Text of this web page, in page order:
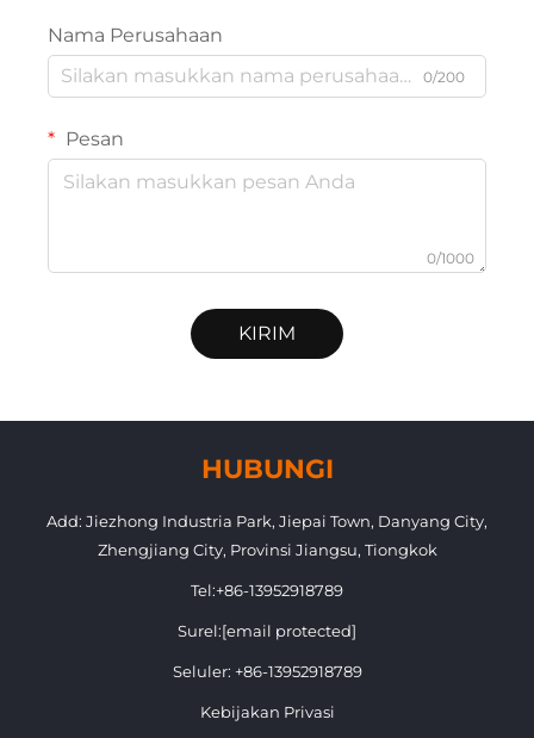
Nama Perusahaan
0/200
Pesan
0/1000
KIRIM
HUBUNGI
Add: Jiezhong Industria Park, Jiepai Town, Danyang City,
Zhengjiang City, Provinsi Jiangsu, Tiongkok
Tel:+86-13952918789
Surel:[email protected]
Seluler: +86-13952918789
Kebijakan Privasi